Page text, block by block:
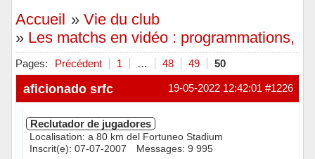
Accueil »Vie du club
» Les matchs en vidéo : programmations,
Pages: Précédent 1 … 48 49 50
#1226
19-05-2022 12:42:01
aficionado srfc
Reclutador de jugadores
Localisation: a 80 km del Fortuneo Stadium
Inscrit(e): 07-07-2007
Messages: 9 995